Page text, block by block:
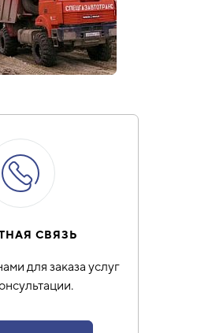
СВЯЗЬ
для заказа услуг